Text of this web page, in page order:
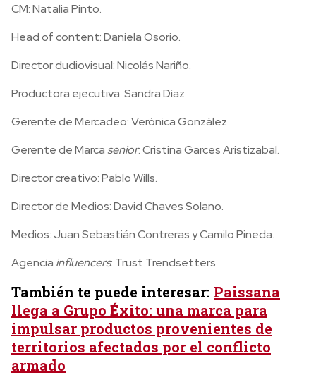
CM: Natalia Pinto.
Head of content: Daniela Osorio.
Director dudiovisual: Nicolás Nariño.
Productora ejecutiva: Sandra Díaz.
Gerente de Mercadeo: Verónica González
Gerente de Marcasenior: Cristina Garces Aristizabal.
Director creativo: Pablo Wills.
Director de Medios: David Chaves Solano.
Medios: Juan Sebastián Contreras y Camilo Pineda.
Agencia influencers: Trust Trendsetters
También te puede interesar: Paissana
llega a Grupo Éxito: una marca para
impulsar productos provenientes de
territorios afectados por el conflicto
armado